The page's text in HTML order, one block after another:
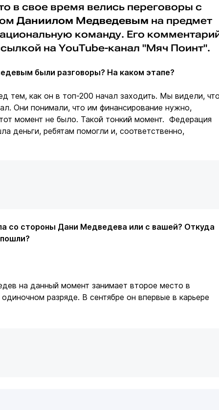
в свое время велись переговоры с
Даниилом Медведевым на предмет
команду. Его
на YouTube-канал "Мяч Поинт".
были разговоры? На каком этапе?
тем, как он в топ-200 начал заходить. Мы видели,
Они понимали, что им финансирование нужно,
момент не было. Такой тонкий момент. Федерация
деньги, ребятам помогли и, соответственно,
со стороны Дани Медведева или с вашей? Откуда
на данный момент занимает второе место в
разряде. В сентябре он впервые в карьере